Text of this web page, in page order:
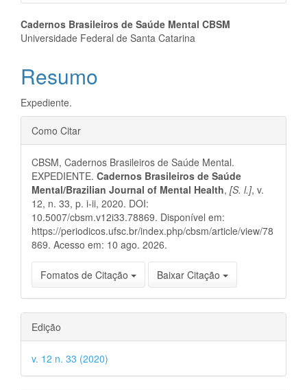
Conteúdo
artigo
principal
Cadernos Brasileiros de Saúde Mental CBSM
Universidade Federal de Santa Catarina
Resumo
Expediente.
Detalhes
do
artigo
Como Citar
CBSM, Cadernos Brasileiros de Saúde Mental.
EXPEDIENTE. Cadernos Brasileiros de Saúde
Mental/Brazilian Journal of Mental Health, [S. l.], v.
12, n. 33, p. i-ii, 2020. DOI:
10.5007/cbsm.v12i33.78869. Disponível em:
https://periodicos.ufsc.br/index.php/cbsm/article/view/78
869. Acesso em: 10 ago. 2026.
Fomatos de Citação Baixar Citação
Edição
v. 12 n. 33 (2020)